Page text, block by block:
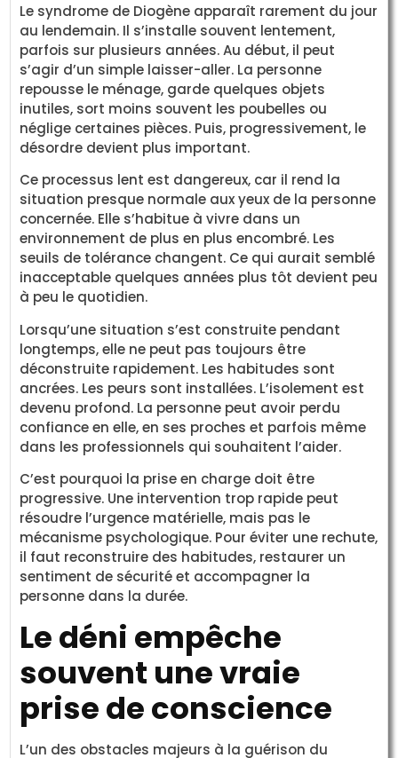
Le syndrome de Diogène apparaît rarement du jour
au lendemain. Il s’installe souvent lentement,
parfois sur plusieurs années. Au début, il peut
s’agir d’un simple laisser-aller. La personne
repousse le ménage, garde quelques objets
inutiles, sort moins souvent les poubelles ou
néglige certaines pièces. Puis, progressivement, le
désordre devient plus important.
Ce processus lent est dangereux, car il rend la
situation presque normale aux yeux de la personne
concernée. Elle s’habitue à vivre dans un
environnement de plus en plus encombré. Les
seuils de tolérance changent. Ce qui aurait semblé
inacceptable quelques années plus tôt devient peu
à peu le quotidien.
Lorsqu’une situation s’est construite pendant
longtemps, elle ne peut pas toujours être
déconstruite rapidement. Les habitudes sont
ancrées. Les peurs sont installées. L’isolement est
devenu profond. La personne peut avoir perdu
confiance en elle, en ses proches et parfois même
dans les professionnels qui souhaitent l’aider.
C’est pourquoi la prise en charge doit être
progressive. Une intervention trop rapide peut
résoudre l’urgence matérielle, mais pas le
mécanisme psychologique. Pour éviter une rechute,
il faut reconstruire des habitudes, restaurer un
sentiment de sécurité et accompagner la
personne dans la durée.
Le déni empêche
souvent une vraie
prise de conscience
L’un des obstacles majeurs à la guérison du